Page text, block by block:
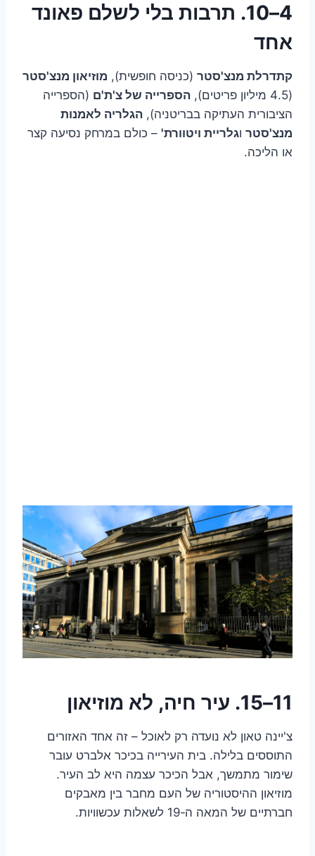
4–10. תרבות בלי לשלם פאונד
אחד
קתדרלת מנצ'סטר (כניסה חופשית), מוזיאון מנצ'סטר
(4.5 מיליון פריטים),
הספרייה של צ'ת'ם (הספרייה
הציבורית העתיקה בבריטניה), הגלריה לאמנות
מנצ'סטר וגלריית ויטוורת' – כולם במרחק נסיעה קצר
או הליכה.
11–15. עיר חיה, לא מוזיאון
צ'יינה טאון לא נועדה רק לאוכל – זה אחד האזורים
התוססים בלילה. בית העירייה בכיכר אלברט עובר
שימור מתמשך, אבל הכיכר עצמה היא לב העיר.
מוזיאון ההיסטוריה של העם מחבר בין מאבקים
חברתיים של המאה ה‑19 לשאלות עכשוויות.